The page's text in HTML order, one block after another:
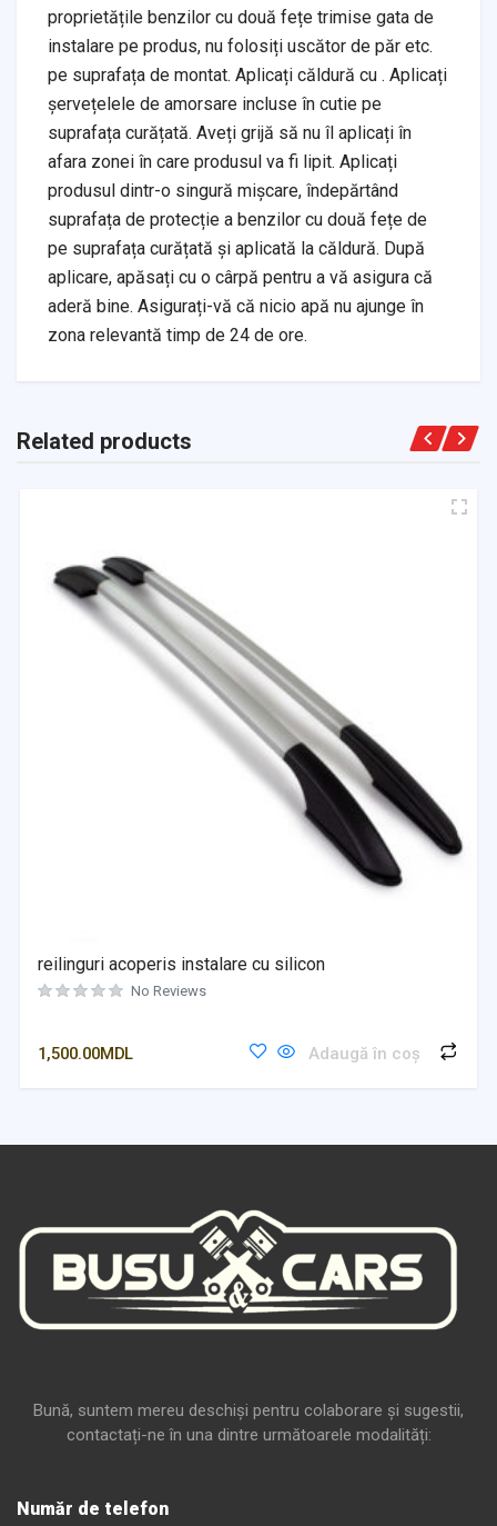
proprietățile benzilor cu două fețe trimise gata de
instalare pe produs, nu folosiți uscător de păr etc.
pe suprafața de montat. Aplicați căldură cu . Aplicați
șervețelele de amorsare incluse în cutie pe
suprafața curățată. Aveți grijă să nu îl aplicați în
afara zonei în care produsul va fi lipit. Aplicați
produsul dintr-o singură mișcare, îndepărtând
suprafața de protecție a benzilor cu două fețe de
pe suprafața curățată și aplicată la căldură. După
aplicare, apăsați cu o cârpă pentru a vă asigura că
aderă bine. Asigurați-vă că nicio apă nu ajunge în
zona relevantă timp de 24 de ore.
Related products
reilinguri acoperis instalare cu silicon
No Reviews
1,500.00MDL Adaugă în coș
Bună, suntem mereu deschiși pentru colaborare și sugestii,
contactați-ne în una dintre următoarele modalități:
Număr de telefon